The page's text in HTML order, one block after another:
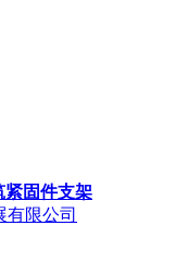
紧固件支架
有限公司